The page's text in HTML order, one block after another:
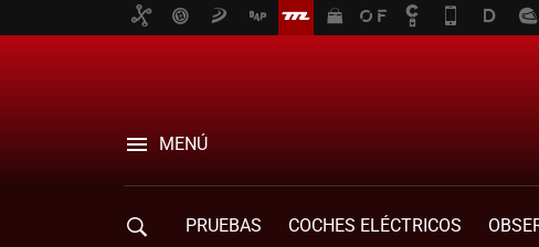
MENÚ
PRUEBAS COCHES ELÉCTRICOS